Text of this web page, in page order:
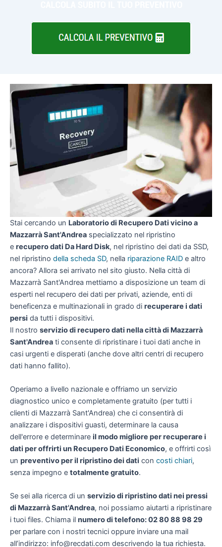
Stai cercando un Laboratorio di Recupero Dati vicino a
Mazzarrà Sant'Andrea specializzato nel ripristino
e recupero dati Da Hard Disk, nel ripristino dei dati da SSD,
nel ripristino della scheda SD, nella riparazione RAID e altro
ancora? Allora sei arrivato nel sito giusto. Nella città di
Mazzarrà Sant'Andrea mettiamo a disposizione un team di
esperti nel recupero dei dati per privati, aziende, enti di
beneficenza e multinazionali in grado di recuperare i dati
persi da tutti i dispositivi.
Il nostro servizio di recupero dati nella città di Mazzarrà
Sant'Andrea ti consente di ripristinare i tuoi dati anche in
casi urgenti e disperati (anche dove altri centri di recupero
dati hanno fallito).
Operiamo a livello nazionale e offriamo un servizio
diagnostico unico e completamente gratuito (per tutti i
clienti di Mazzarrà Sant'Andrea) che ci consentirà di
analizzare i dispositivi guasti, determinare la causa
dell'errore e determinare il modo migliore per recuperare i
dati per offrirti un Recupero Dati Economico, e offrirti così
un preventivo per il ripristino dei dati con costi chiari,
senza impegno e totalmente gratuito.
Se sei alla ricerca di un servizio di ripristino dati nei pressi
di Mazzarrà Sant'Andrea, noi possiamo aiutarti a ripristinare
i tuoi files. Chiama il numero di telefono: 02 80 88 98 29
per parlare con i nostri tecnici oppure inviare una mail
all’indirizzo: info@recdati.com descrivendo la tua richiesta.